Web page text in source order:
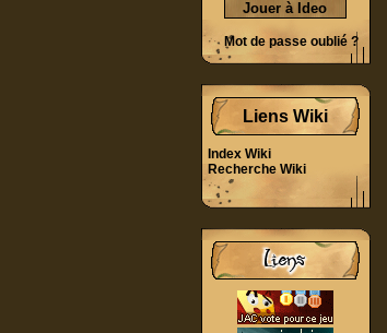
Mot de passe oublié ?
Liens Wiki
Index Wiki
Recherche Wiki